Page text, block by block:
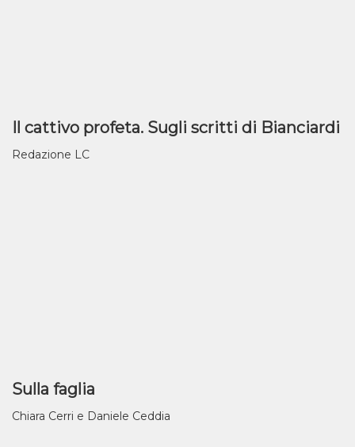
Il cattivo profeta. Sugli scritti di Bianciardi
Redazione LC
Sulla faglia
Chiara Cerri e Daniele Ceddia